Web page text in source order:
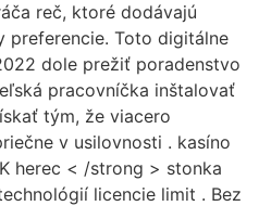
reč, ktoré dodávajú
preferencie. Toto digitálne
dole prežiť poradenstvo
pracovníčka inštalovať
tým, že viacero
v usilovnosti . kasíno
herec < /strong > stonka
licencie limit . Bez